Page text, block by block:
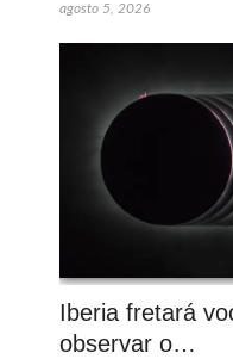
agosto 5, 2026
Iberia fretará
observar o…